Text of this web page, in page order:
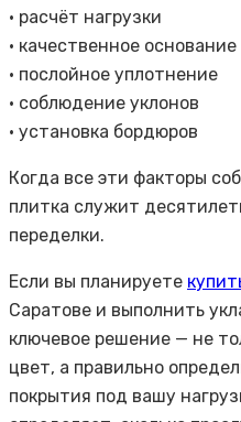
• расчёт нагрузки
• качественное основание
• послойное уплотнение
• соблюдение уклонов
• установка бордюров
Когда все эти факторы
плитка служит
переделки.
Если вы планируете
Саратове и выполнить
ключевое решение — не
цвет, а правильно
покрытия под вашу